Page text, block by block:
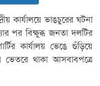
কার্যালয়ে ভাঙচুরের ঘটনা
পর বিক্ষুব্ধ জনতা দলটির
কার্যালয় ভেঙে গুঁড়িয়ে
ভেতরে থাকা আসবাবপত্রে